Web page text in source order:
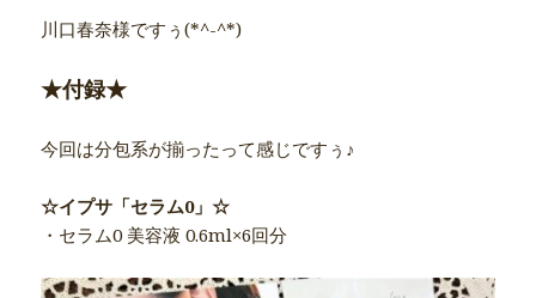
川口春奈様ですぅ(*^-^*)
★付録★
今回は分包系が揃ったって感じですぅ♪
☆イプサ「セラム0」☆
・セラム0 美容液 0.6ml×6回分